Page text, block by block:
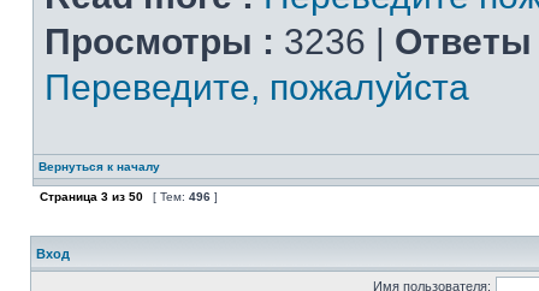
Просмотры : 3236 | Ответы
Переведите, пожалуйста
Вернуться к началу
Страница 3 из 50 [ Тем: 496 ]
Вход
Имя пользователя: